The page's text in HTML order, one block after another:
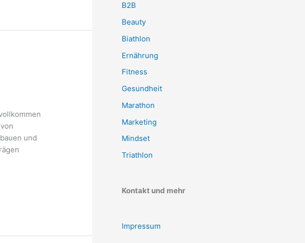
und
B2B
Beauty
Biathlon
Ernährung
Fitness
Gesundheit
Marathon
Marketing
Mindset
Triathlon
Kontakt und mehr
Impressum